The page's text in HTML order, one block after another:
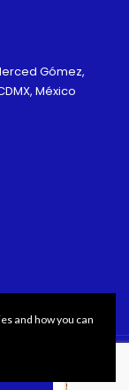
Gómez,
México
and how you can